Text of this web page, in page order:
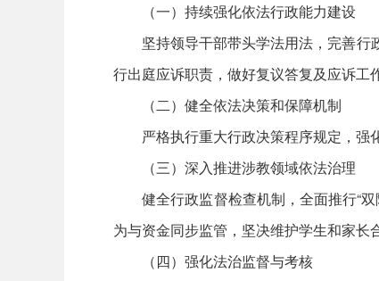
（一）持续强化依法行政能力建设
坚持领导干部带头学法用法，完善行
行出庭应诉职责，做好复议答复及应诉工作
（二）健全依法决策和保障机制
严格执行重大行政决策程序规定，强化
（三）深入推进涉教领域依法治理
健全行政监督检查机制，全面推行“双
为与资金同步监管，坚决维护学生和家长
（四）强化法治监督与考核